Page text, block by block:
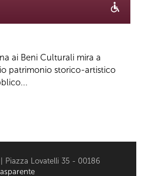
ai Beni Culturali mira a
patrimonio storico-artistico
Piazza Lovatelli 35 - 00186